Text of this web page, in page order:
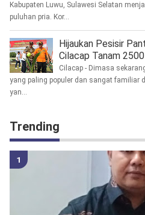
Kabupaten Luwu, Sulawesi Selatan
puluhan pria. Kor...
Hijaukan Pesisir
Cilacap Tanam
Cilacap - Dimasa
yang paling populer dan sangat familiar
yan...
Trending